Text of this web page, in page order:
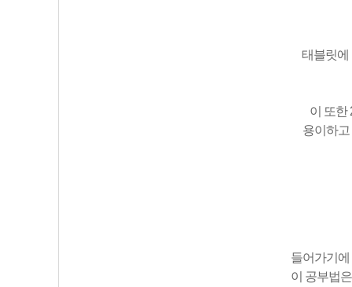
태블릿에
이 또한
용이하
들어가기에
이 공부법